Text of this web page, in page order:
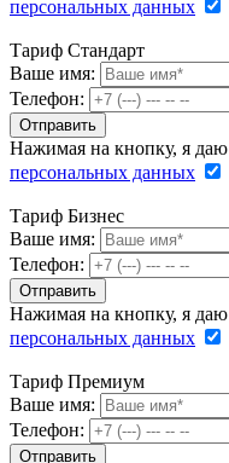
персональных данных
Тариф Стандарт
Ваше имя:
Телефон:
Нажимая на кнопку, я даю
персональных данных
Тариф Бизнес
Ваше имя:
Телефон:
Нажимая на кнопку, я даю
персональных данных
Тариф Премиум
Ваше имя:
Телефон: